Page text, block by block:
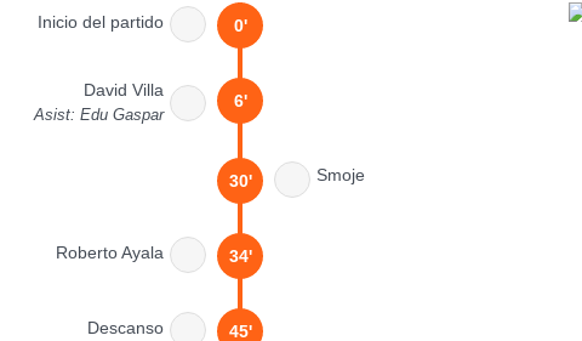
Inicio del partido 0'
David Villa
Asist: Edu Gaspar
6'
Smoje
30'
Roberto Ayala 34'
Descanso 45'